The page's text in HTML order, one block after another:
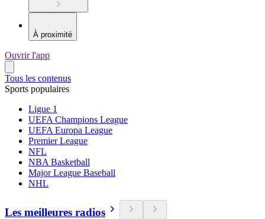
À proximité
Ouvrir l'app
Tous les contenus
Sports populaires
Ligue 1
UEFA Champions League
UEFA Europa League
Premier League
NFL
NBA Basketball
Major League Baseball
NHL
Les meilleures radios